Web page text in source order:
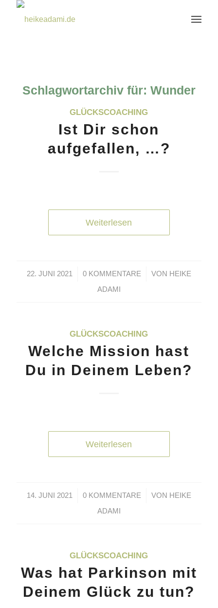
Schlagwortarchiv für: Wunder
GLÜCKSCOACHING
Ist Dir schon
aufgefallen, …?
Weiterlesen
22. JUNI 2021
/ 0 KOMMENTARE
/ VON HEIKE
ADAMI
GLÜCKSCOACHING
Welche Mission hast
Du in Deinem Leben?
Weiterlesen
14. JUNI 2021
/ 0 KOMMENTARE
/ VON HEIKE
ADAMI
GLÜCKSCOACHING
Was hat Parkinson mit
Deinem Glück zu tun?